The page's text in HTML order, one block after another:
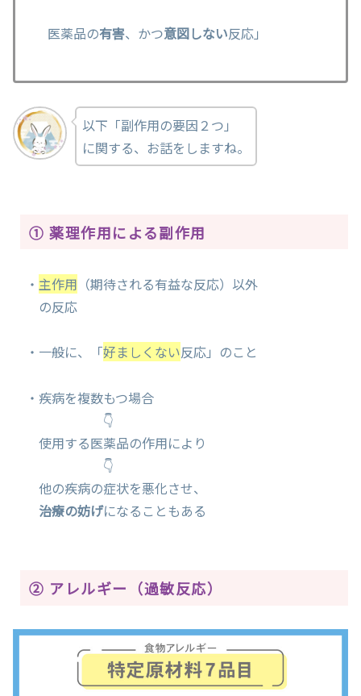
医薬品の有害、かつ意図しない反応」
以下「副作用の要因２つ」
に関する、お話をしますね。
① 薬理作用による副作用
・ 主作用 （期待される有益な反応）以外
の反応
・一般に、「好ましくない反応」のこと
・疾病を複数もつ場合
👇
使用する医薬品の作用により
👇
他の疾病の症状を悪化させ、
治療の妨げになることもある
② アレルギー（過敏反応）